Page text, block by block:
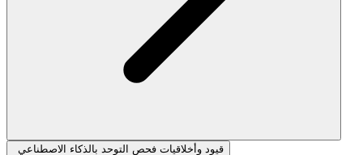
قيود وأخلاقيات فحص التوحد بالذكاء الاصطناعي